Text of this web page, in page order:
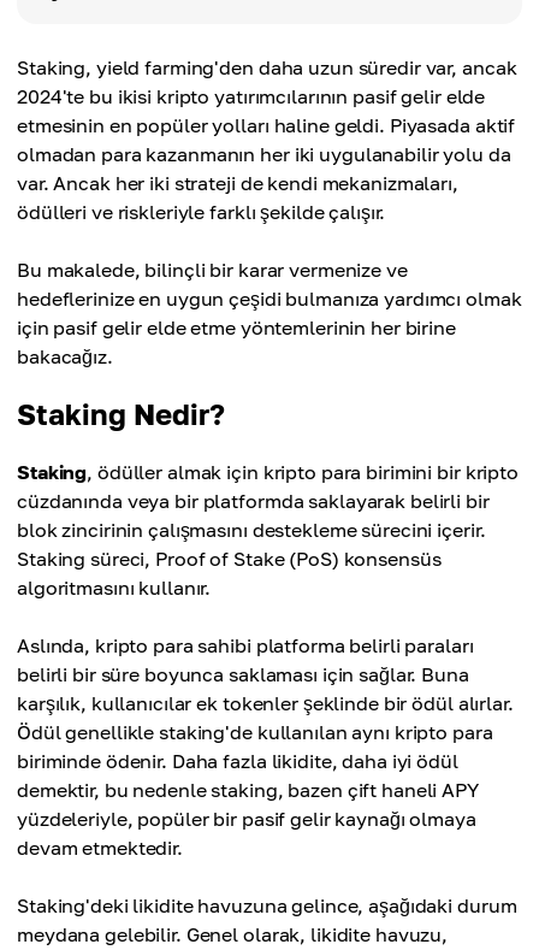
Staking, yield farming'den daha uzun süredir var, ancak
2024'te bu ikisi kripto yatırımcılarının pasif gelir elde
etmesinin en popüler yolları haline geldi. Piyasada aktif
olmadan para kazanmanın her iki uygulanabilir yolu da
var. Ancak her iki strateji de kendi mekanizmaları,
ödülleri ve riskleriyle farklı şekilde çalışır.
Bu makalede, bilinçli bir karar vermenize ve
hedeflerinize en uygun çeşidi bulmanıza yardımcı olmak
için pasif gelir elde etme yöntemlerinin her birine
bakacağız.
Staking Nedir?
Staking, ödüller almak için kripto para birimini bir kripto
cüzdanında veya bir platformda saklayarak belirli bir
blok zincirinin çalışmasını destekleme sürecini içerir.
Staking süreci, Proof of Stake (PoS) konsensüs
algoritmasını kullanır.
Aslında, kripto para sahibi platforma belirli paraları
belirli bir süre boyunca saklaması için sağlar. Buna
karşılık, kullanıcılar ek tokenler şeklinde bir ödül alırlar.
Ödül genellikle staking'de kullanılan aynı kripto para
biriminde ödenir. Daha fazla likidite, daha iyi ödül
demektir, bu nedenle staking, bazen çift haneli APY
yüzdeleriyle, popüler bir pasif gelir kaynağı olmaya
devam etmektedir.
Staking'deki likidite havuzuna gelince, aşağıdaki durum
meydana gelebilir. Genel olarak, likidite havuzu,